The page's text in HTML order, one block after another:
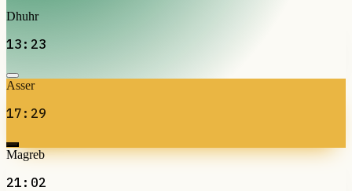
Dhuhr
13:23
Asser
17:29
Magreb
21:02